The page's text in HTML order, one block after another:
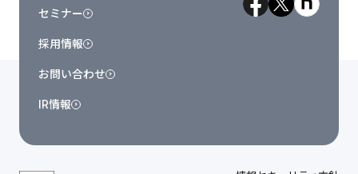
セミナー
採用情報
お問い合わせ
IR情報